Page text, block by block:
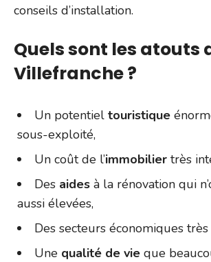
conseils d’installation.
Quels sont les atouts
Villefranche ?
Un potentiel touristique
sous-exploité,
Un coût de l’immobilier très
Des aides à la rénovation qui
aussi élevées,
Des secteurs économiques très
Une qualité de vie que